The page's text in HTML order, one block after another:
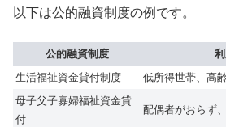
以下は公的融資制度の例です。
公的融資制度
生活福祉資金貸付制度
低所得世帯、高
母子父子寡婦福祉資金貸
付
配偶者がおらず